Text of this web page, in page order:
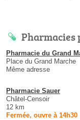
Pharmacies
Pharmacie du Grand
Place du Grand Marche
Même adresse
Pharmacie Sauer
Châtel-Censoir
12 km
Fermée, ouvre à 14h30